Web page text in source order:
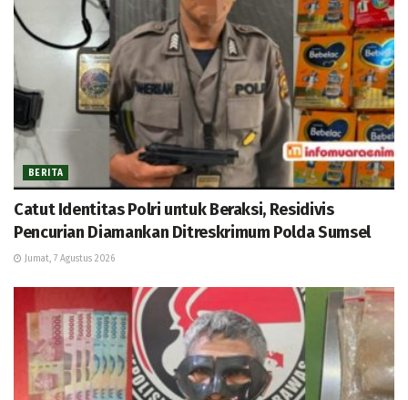
BERITA
Catut Identitas Polri untuk Beraksi, Residivis
Pencurian Diamankan Ditreskrimum Polda Sumsel
Jumat, 7 Agustus 2026